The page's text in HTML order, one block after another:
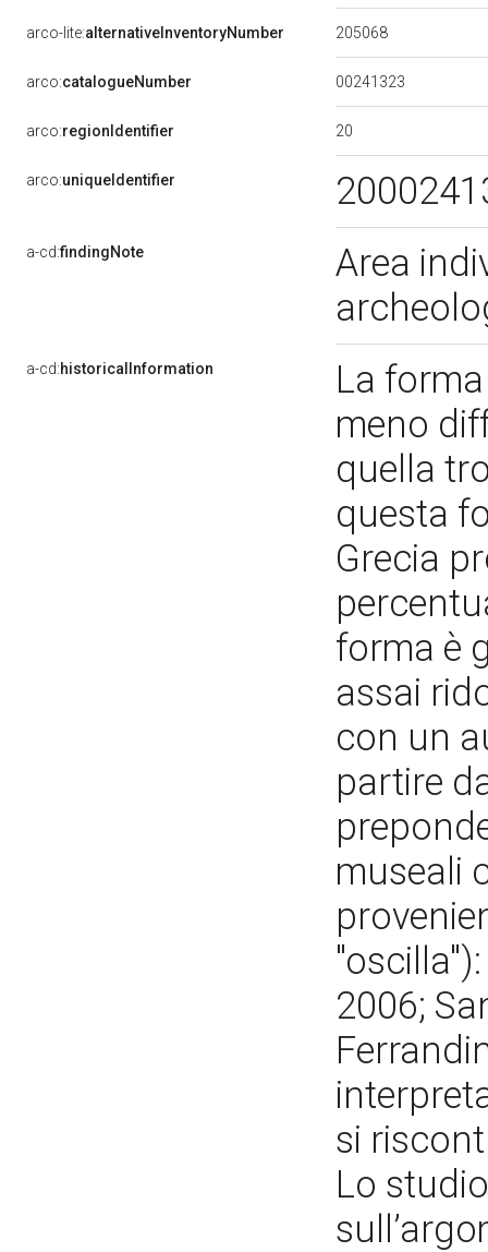
arco-lite:alternativeInventoryNumber 205068
arco:catalogueNumber 00241323
arco:regionIdentifier 20
arco:uniqueIdentifier
a-cd:findingNote
Area
a-cd:historicalInformation
La
meno
quella
questa
Grecia
forma è
assai
con un
partire
museali
2006;
si
Lo